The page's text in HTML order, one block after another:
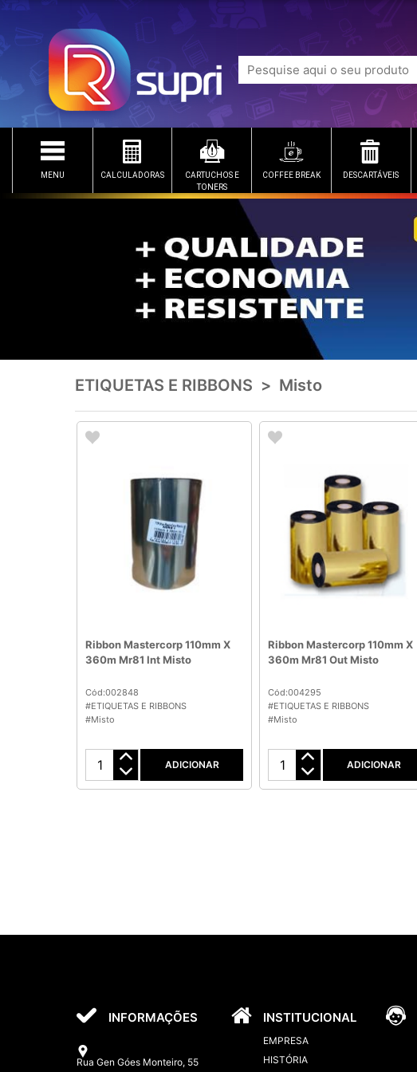
MENU CALCULADORAS
CARTUCHOS E
TONERS
COFFEE BREAK DESCARTÁVEIS
ETIQUETAS E RIBBONS > Misto
Ribbon Mastercorp 110mm X
360m Mr81 Int Misto
Cód:002848
#ETIQUETAS E RIBBONS
#Misto
ADICIONAR
Ribbon Mastercorp 110mm X
360m Mr81 Out Misto
Cód:004295
#ETIQUETAS E RIBBONS
#Misto
ADICIONAR
INFORMAÇÕES
Rua Gen Góes Monteiro, 55
INSTITUCIONAL
EMPRESA
HISTÓRIA